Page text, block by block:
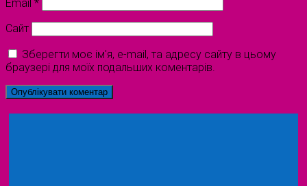
Email *
Сайт
Зберегти моє ім'я, e-mail, та адресу сайту в цьому
браузері для моїх подальших коментарів.